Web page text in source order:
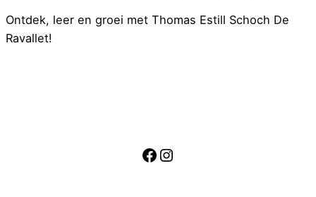
Ontdek, leer en groei met Thomas Estill Schoch De
Ravallet!
Facebook
Instagram